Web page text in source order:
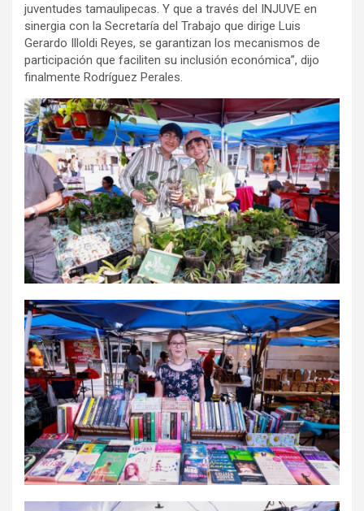
juventudes tamaulipecas. Y que a través del INJUVE en
sinergia con la Secretaría del Trabajo que dirige Luis
Gerardo Illoldi Reyes, se garantizan los mecanismos de
participación que faciliten su inclusión económica”, dijo
finalmente Rodríguez Perales.